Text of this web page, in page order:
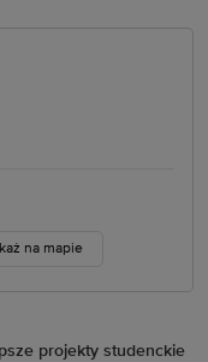
na mapie
projekty studenckie